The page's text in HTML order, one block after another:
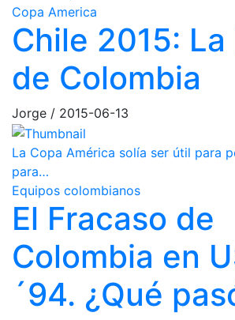
Copa America
Chile 2015: La
de Colombia
Jorge / 2015-06-13
La Copa América solía ser útil para
para…
Equipos colombianos
El Fracaso de
Colombia en
´94. ¿Qué